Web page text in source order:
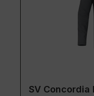
SV Concordia